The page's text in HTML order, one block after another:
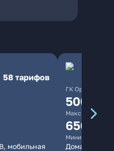
58 тарифов
мобильная
ГК Орион
500
Максимальная
650
Минимальная
Домашний